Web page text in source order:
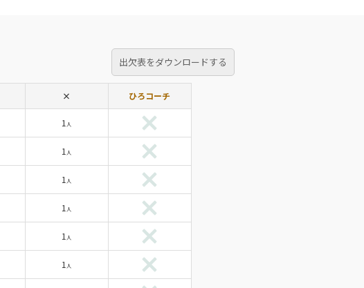
出欠表をダウンロードする
× ひろコーチ
1 人
1 人
1 人
1 人
1 人
1 人